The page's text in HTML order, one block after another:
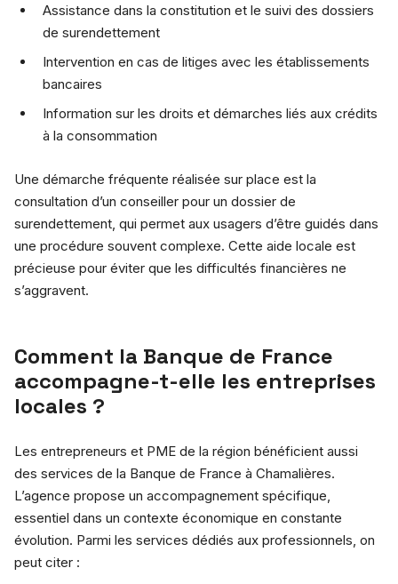
Assistance dans la constitution et le suivi des dossiers
de surendettement
Intervention en cas de litiges avec les établissements
bancaires
Information sur les droits et démarches liés aux crédits
à la consommation
Une démarche fréquente réalisée sur place est la
consultation d’un conseiller pour un dossier de
surendettement, qui permet aux usagers d’être guidés dans
une procédure souvent complexe. Cette aide locale est
précieuse pour éviter que les difficultés financières ne
s’aggravent.
Comment la Banque de France
accompagne-t-elle les entreprises
locales ?
Les entrepreneurs et PME de la région bénéficient aussi
des services de la Banque de France à Chamalières.
L’agence propose un accompagnement spécifique,
essentiel dans un contexte économique en constante
évolution. Parmi les services dédiés aux professionnels, on
peut citer :